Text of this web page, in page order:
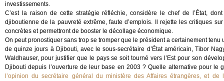
investissements.
C’est la raison de cette stratégie réfléchie, considère le chef de l’État,
djiboutienne de la pauvreté extrême, faute d’emplois. Il rejette les critiques
concrètes et permettront de booster le décollage économique.
On peut pronostiquer sans trop se tromper que le président a certainement
de quinze jours à Djibouti, avec le sous-secrétaire d’État américain, Tibor
Waldhauser, pour justifier que le pays se soit tourné vers l’Est pour son
Djibouti depuis l’ouverture de leur base en 2003 ? Quelle alternative pour
l’opinion du secrétaire général du ministère des Affaires étrangères, et